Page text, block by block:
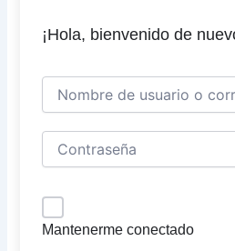
¡Hola, bienvenido de
Mantenerme conectado